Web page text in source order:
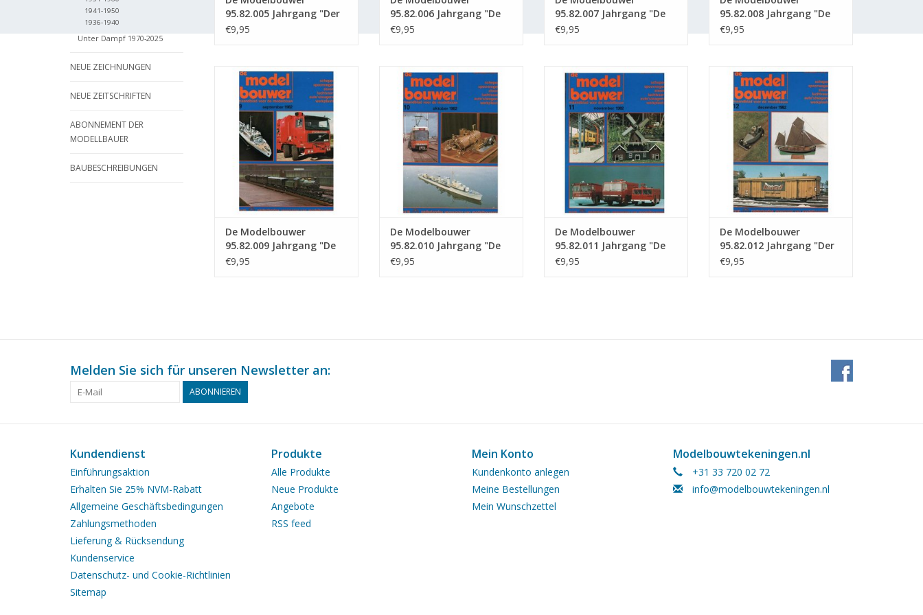
1941-1950
1936-1940
Unter Dampf 1970-2025
NEUE ZEICHNUNGEN
NEUE ZEITSCHRIFTEN
ABONNEMENT DER
MODELLBAUER
BAUBESCHREIBUNGEN
95.82.005 Jahrgang "Der
Modellbauer" Ausgabe :
€9,95
95.82.006 Jahrgang "De
Modelbouwer" Ausgabe :
€9,95
95.82.007 Jahrgang "De
Modelbouwer" Ausgabe :
€9,95
95.82.008 Jahrgang "De
Modelbouwer" Ausgabe :
€9,95
De Modelbouwer 95.82.009
Jahrgang "De Modelbouwer"
Ausgabe : 82.009 (PDF)
ZUM WARENKORB HINZUFÜGEN
De Modelbouwer
95.82.009 Jahrgang "De
Modelbouwer" Ausgabe :
€9,95
De Modelbouwer 95.82.010
Jahrgang "De Modelbouwer"
Ausgabe : 82.010 (PDF)
ZUM WARENKORB HINZUFÜGEN
De Modelbouwer
95.82.010 Jahrgang "De
Modelbouwer" Ausgabe :
€9,95
De Modelbouwer 95.82.011
Jahrgang "De Modelbouwer"
Ausgabe : 82.011 (PDF)
ZUM WARENKORB HINZUFÜGEN
De Modelbouwer
95.82.011 Jahrgang "De
Modelbouwer" Ausgabe :
€9,95
De Modelbouwer 95.82.012
Jahrgang "Der Modellbauer"
Ausgabe : 82.012 (PDF)
ZUM WARENKORB HINZUFÜGEN
De Modelbouwer
95.82.012 Jahrgang "Der
Modellbauer" Ausgabe :
€9,95
Melden Sie sich für unseren Newsletter an:
ABONNIEREN
Kundendienst
Einführungsaktion
Erhalten Sie 25% NVM-Rabatt
Allgemeine Geschäftsbedingungen
Zahlungsmethoden
Lieferung & Rücksendung
Kundenservice
Datenschutz- und Cookie-Richtlinien
Sitemap
Produkte
Alle Produkte
Neue Produkte
Angebote
RSS feed
Mein Konto
Kundenkonto anlegen
Meine Bestellungen
Mein Wunschzettel
Modelbouwtekeningen.nl
+31 33 720 02 72
info@modelbouwtekeningen.nl